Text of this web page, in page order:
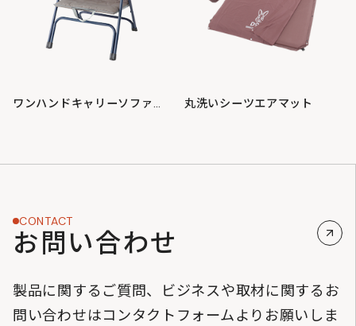
ワンハンドキャリーソファ ワンシーター 丸洗いシーツエアマット
CONTACT
お問い合わせ
製品に関するご質問、ビジネスや取材に関するお
問い合わせはコンタクトフォームよりお願いしま